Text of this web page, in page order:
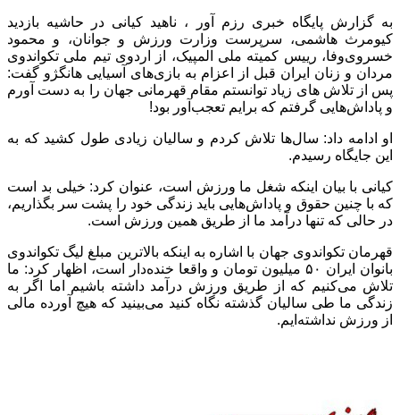
به گزارش پایگاه خبری رزم آور ، ناهید کیانی در حاشیه بازدید
کیومرث هاشمی، سرپرست وزارت ورزش و جوانان، و محمود
خسروی‌وفا، رییس کمیته ملی المپیک، از اردوی تیم ملی تکواندوی
مردان و زنان ایران قبل از اعزام به بازی‌های آسیایی هانگژو گفت:
پس از تلاش های زیاد توانستم مقام قهرمانی جهان را به دست آورم
و پاداش‌هایی گرفتم که برایم تعجب‌آور بود!
او ادامه داد: سال‌ها تلاش کردم و سالیان زیادی طول کشید که به
این جایگاه رسیدم.
کیانی با بیان اینکه شغل ما ورزش است، عنوان کرد: خیلی بد است
که با چنین حقوق و پاداش‌هایی باید زندگی خود را پشت سر بگذاریم،
در حالی که تنها درآمد ما از طریق همین ورزش است.
قهرمان تکواندوی جهان با اشاره به اینکه بالاترین مبلغ لیگ تکواندوی
بانوان ایران ۵۰ میلیون تومان و واقعا خنده‌دار است، اظهار کرد: ما
تلاش می‌کنیم که از طریق ورزش درآمد داشته باشیم اما اگر به
زندگی ما طی سالیان گذشته نگاه کنید می‌بینید که هیچ آورده مالی
از ورزش نداشته‌ایم.